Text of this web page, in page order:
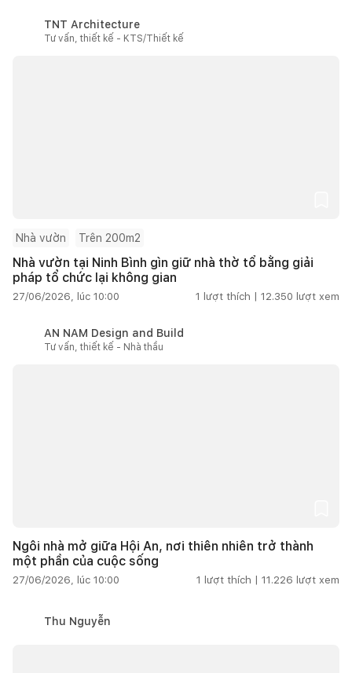
TNT Architecture
Tư vấn, thiết kế - KTS/Thiết kế
Nhà vườn Trên 200m2
Nhà vườn tại Ninh Bình gìn giữ nhà thờ tổ bằng giải
pháp tổ chức lại không gian
27/06/2026, lúc 10:00 1 lượt thích | 12.350 lượt xem
AN NAM Design and Build
Tư vấn, thiết kế - Nhà thầu
Ngôi nhà mở giữa Hội An, nơi thiên nhiên trở thành
một phần của cuộc sống
27/06/2026, lúc 10:00 1 lượt thích | 11.226 lượt xem
Thu Nguyễn